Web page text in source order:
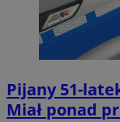
Pijany 51-
Miał ponad